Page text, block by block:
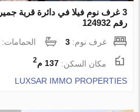
3 غرف نوم فيلا في دائرة قرية
رقم 124932
غرف نوم:3
مكان السكن:137 م 2
LUXSAR IMMO PROPERTIES